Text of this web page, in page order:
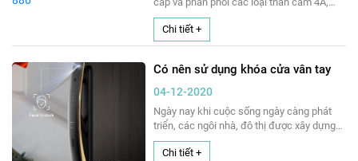
than cám 4B, than cám 5A, than cám 5B,
than cám đá vỡ. Các loại than cục, than
cục xô 1A, than cục 3A, than cục 4A, than
Chi tiết +
Có nên sử dụng khóa cửa vân tay
04-12-2020
Ngày nay khi cuộc sống ngày càng phát
triển, các ngôi nhà, đô thị được xây dựng
một cách nhanh chóng thì việc an toàn
của các ngôi nhà để tránh những tệ nạn
Chi tiết +